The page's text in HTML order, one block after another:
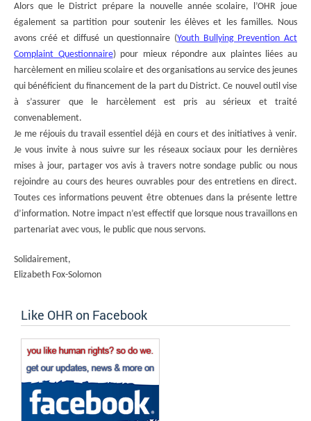
Alors que le District prépare la nouvelle année scolaire, l’OHR joue
également sa partition pour soutenir les élèves et les familles. Nous
avons créé et diffusé un questionnaire (Youth Bullying Prevention Act
Complaint Questionnaire) pour mieux répondre aux plaintes liées au
harcèlement en milieu scolaire et des organisations au service des jeunes
qui bénéficient du financement de la part du District. Ce nouvel outil vise
à s’assurer que le harcèlement est pris au sérieux et traité
convenablement.
Je me réjouis du travail essentiel déjà en cours et des initiatives à venir.
Je vous invite à nous suivre sur les réseaux sociaux pour les dernières
mises à jour, partager vos avis à travers notre sondage public ou nous
rejoindre au cours des heures ouvrables pour des entretiens en direct.
Toutes ces informations peuvent être obtenues dans la présente lettre
d’information. Notre impact n’est effectif que lorsque nous travaillons en
partenariat avec vous, le public que nous servons.
Solidairement,
Elizabeth Fox-Solomon
Like OHR on Facebook